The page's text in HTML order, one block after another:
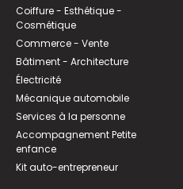
Coiffure - Esthétique -
Cosmétique
Commerce - Vente
Bâtiment - Architecture
Électricité
Mécanique automobile
Services à la personne
Accompagnement Petite
enfance
Kit auto-entrepreneur